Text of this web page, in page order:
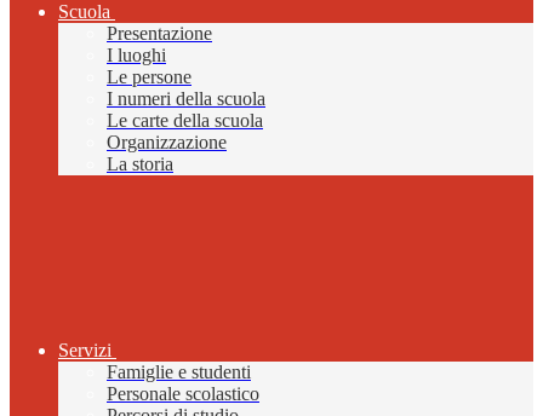
Scuola
Presentazione
I luoghi
Le persone
I numeri della scuola
Le carte della scuola
Organizzazione
La storia
Servizi
Famiglie e studenti
Personale scolastico